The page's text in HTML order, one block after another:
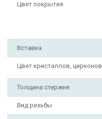
Цвет покрытия
Вставка
Цвет кристаллов, цирконов
Толщина стержня
Вид резьбы